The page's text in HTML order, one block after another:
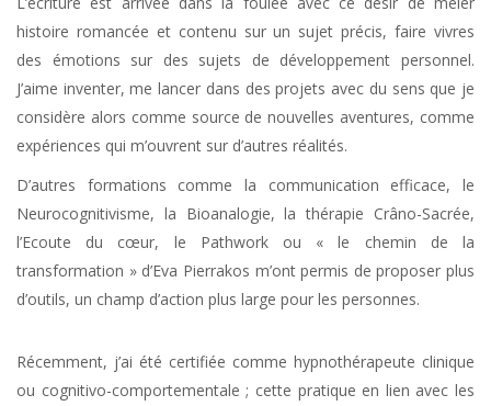
histoire romancée et contenu sur un sujet précis, faire vivres
des émotions sur des sujets de développement personnel.
J’aime inventer, me lancer dans des projets avec du sens que je
considère alors comme source de nouvelles aventures, comme
expériences qui m’ouvrent sur d’autres réalités.
D’autres formations comme la communication efficace, le
Neurocognitivisme, la Bioanalogie, la thérapie Crâno-Sacrée,
l’Ecoute du cœur, le Pathwork ou « le chemin de la
transformation » d’Eva Pierrakos m’ont permis de proposer plus
d’outils, un champ d’action plus large pour les personnes.
Récemment, j’ai été certifiée comme hypnothérapeute clinique
ou cognitivo-comportementale ; cette pratique en lien avec les